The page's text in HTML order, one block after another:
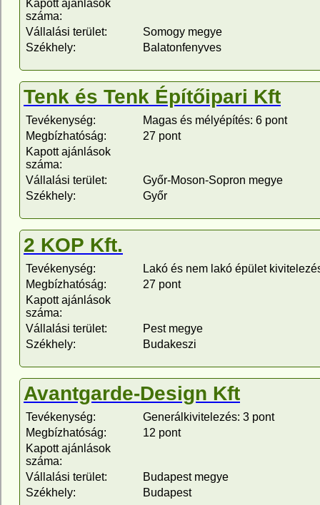
Kapott ajánlások
száma:
Vállalási terület:
Somogy megye
Székhely:
Balatonfenyves
Tenk és Tenk Építőipari Kft
Tevékenység:
Magas és mélyépítés: 6 pont
Megbízhatóság:
27 pont
Kapott ajánlások
száma:
Vállalási terület:
Győr-Moson-Sopron megye
Székhely:
Győr
2 KOP Kft.
Tevékenység:
Lakó és nem lakó épület
Megbízhatóság:
27 pont
Kapott ajánlások
száma:
Vállalási terület:
Pest megye
Székhely:
Budakeszi
Avantgarde-Design Kft
Tevékenység:
Generálkivitelezés: 3 pont
Megbízhatóság:
12 pont
Kapott ajánlások
száma:
Vállalási terület:
Budapest megye
Székhely:
Budapest